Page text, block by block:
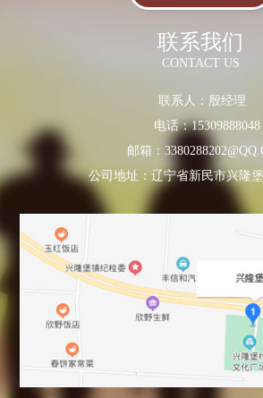
联系我们
CONTACT US
联系人：殷经理
电话：15309888048
邮箱：
公司地址：辽宁省新民市兴隆